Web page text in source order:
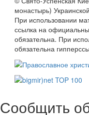
монастырь)
При использовании
ссылка на
обязательна. При
обязательна
Сообщить